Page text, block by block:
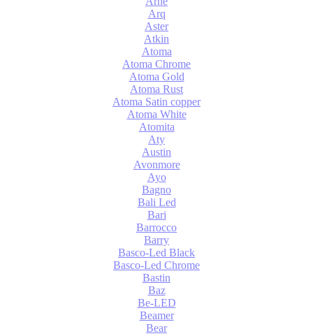
Arq
Aster
Atkin
Atoma
Atoma Chrome
Atoma Gold
Atoma Rust
Atoma Satin copper
Atoma White
Atomita
Aty
Austin
Avonmore
Ayo
Bagno
Bali Led
Bari
Barrocco
Barry
Basco-Led Black
Basco-Led Chrome
Bastin
Baz
Be-LED
Beamer
Bear